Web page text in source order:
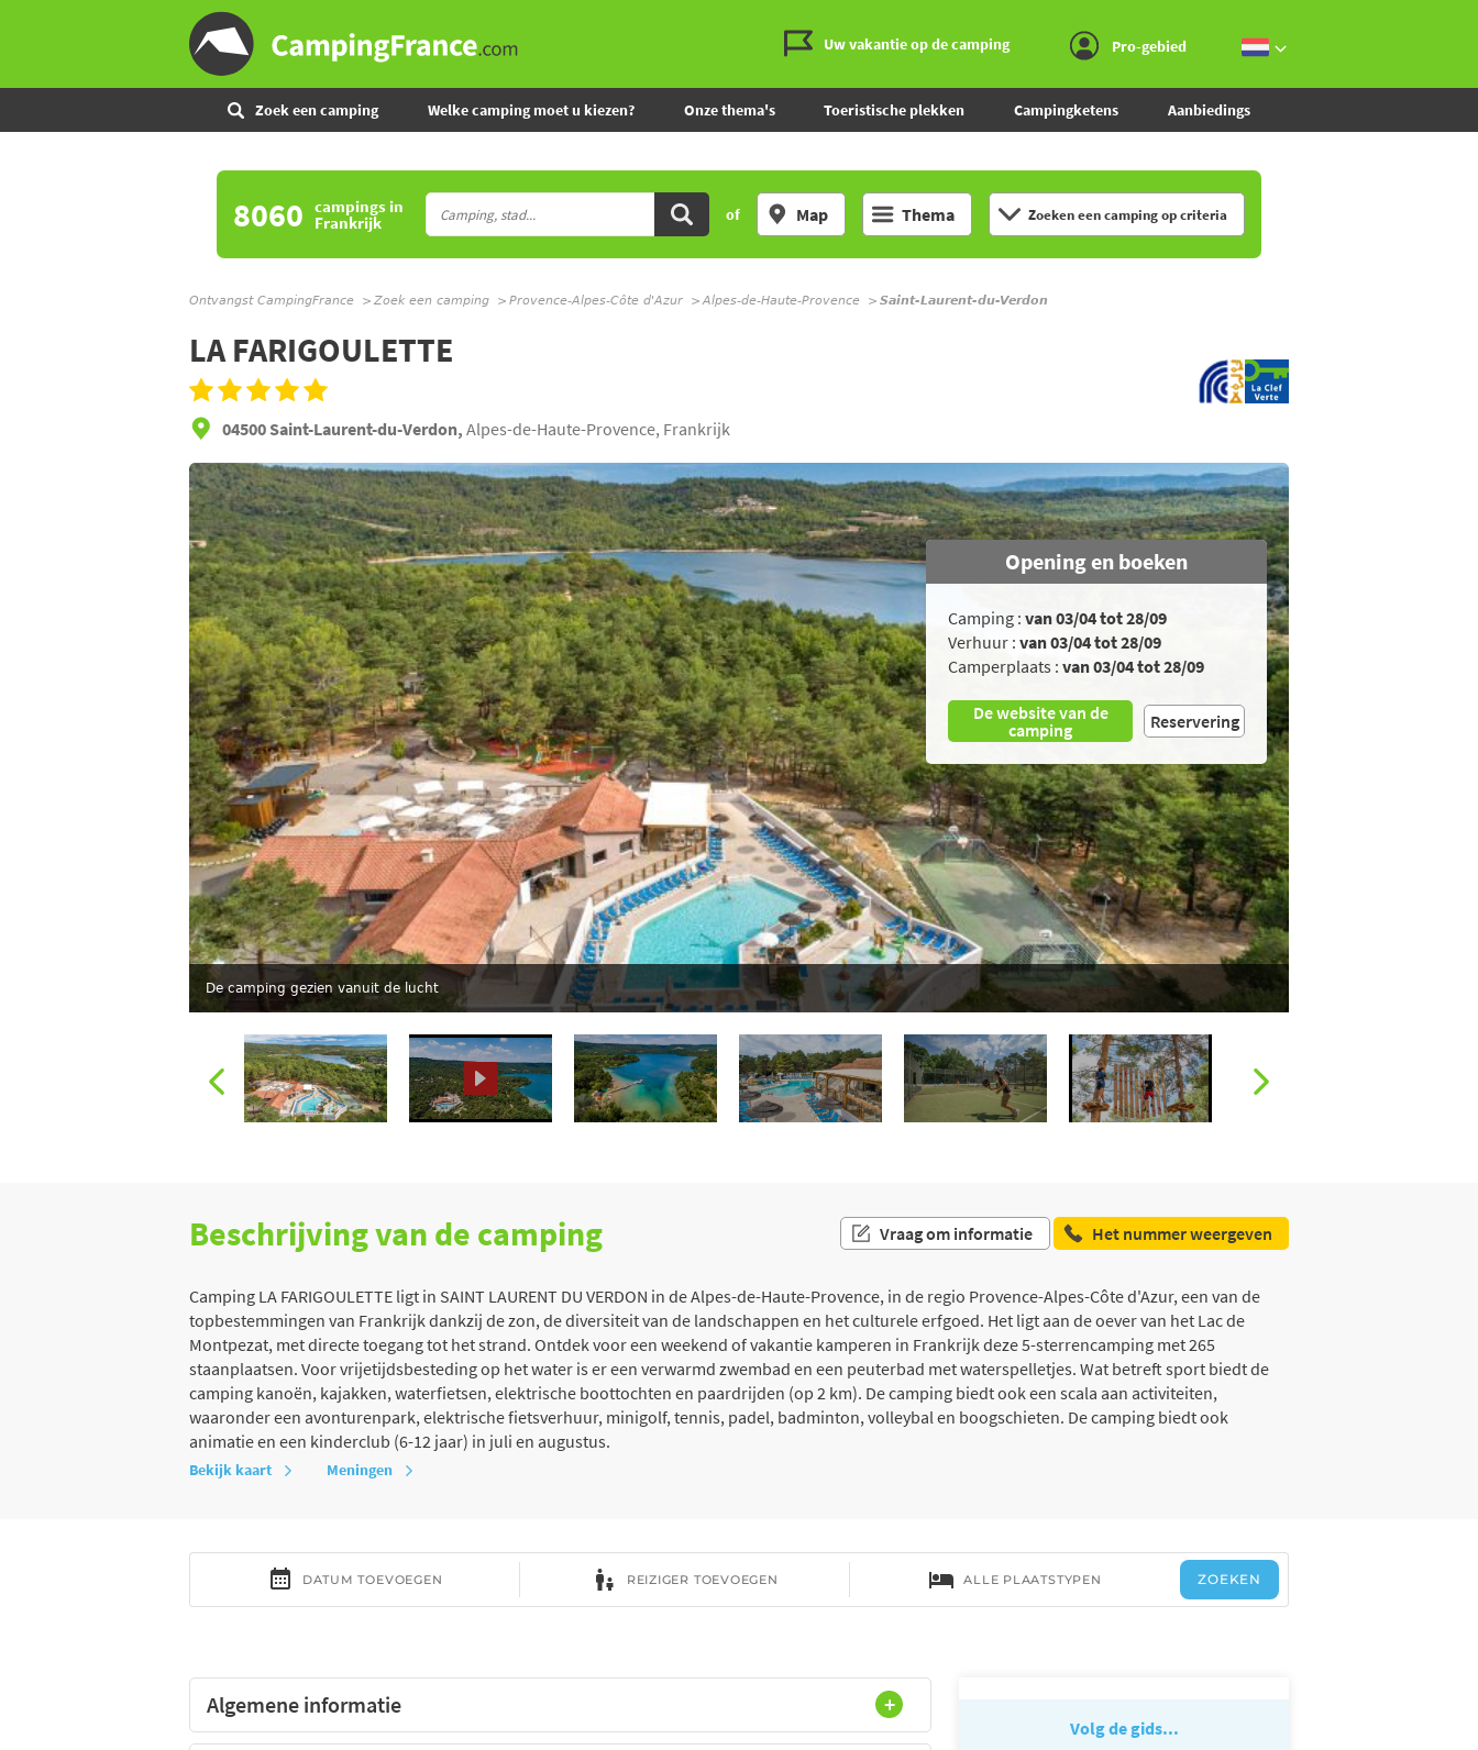
Uw vakantie op de camping Pro-gebied
Zoek een camping Welke camping moet u kiezen? Onze thema's Toeristische plekken Campingketens Aanbiedings
8060 campingsin
Frankrijk of Map Thema Zoeken een camping op criteria
Ontvangst CampingFrance Zoek een camping Provence-Alpes-Côte d'Azur Alpes-de-Haute-Provence Saint-Laurent-du-Verdon
LA FARIGOULETTE
04500 Saint-Laurent-du-Verdon, Alpes-de-Haute-Provence, Frankrijk
De camping gezien vanuit de lucht
Opening en boeken
Camping : van 03/04 tot 28/09
Verhuur : van 03/04 tot 28/09
Camperplaats : van 03/04 tot 28/09
De website van de
camping
Reservering
Beschrijving van de camping Vraag om informatie Het nummer weergeven
Camping LA FARIGOULETTE ligt in SAINT LAURENT DU VERDON in de Alpes-de-Haute-Provence, in de regio Provence-Alpes-Côte d'Azur, een van de
topbestemmingen van Frankrijk dankzij de zon, de diversiteit van de landschappen en het culturele erfgoed. Het ligt aan de oever van het Lac de
Montpezat, met directe toegang tot het strand. Ontdek voor een weekend of vakantie kamperen in Frankrijk deze 5-sterrencamping met 265
staanplaatsen. Voor vrijetijdsbesteding op het water is er een verwarmd zwembad en een peuterbad met waterspelletjes. Wat betreft sport biedt de
camping kanoën, kajakken, waterfietsen, elektrische boottochten en paardrijden (op 2 km). De camping biedt ook een scala aan activiteiten,
waaronder een avonturenpark, elektrische fietsverhuur, minigolf, tennis, padel, badminton, volleybal en boogschieten. De camping biedt ook
animatie en een kinderclub (6-12 jaar) in juli en augustus.
Bekijk kaart Meningen
Algemene informatie
Volg de gids...